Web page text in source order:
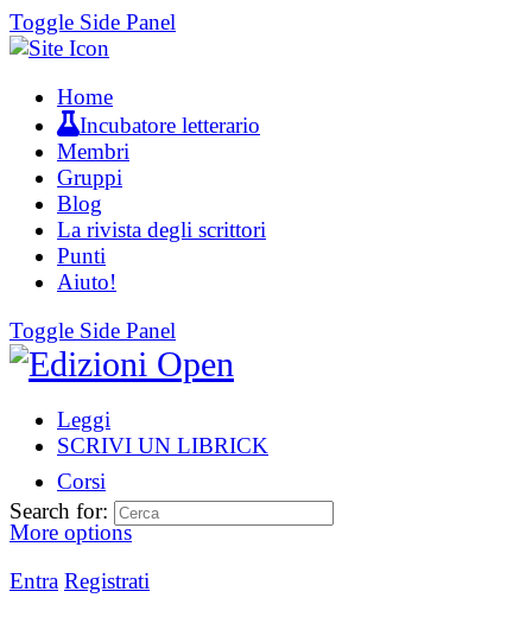
Toggle Side Panel
Home
Incubatore letterario
Membri
Gruppi
Blog
La rivista degli scrittori
Punti
Aiuto!
Toggle Side Panel
Leggi
SCRIVI UN LIBRICK
Corsi
More options
Entra Registrati
Search for: